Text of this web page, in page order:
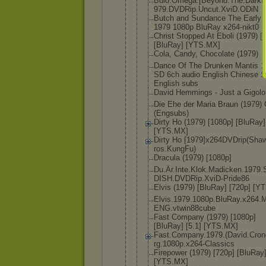
979.DVDRip.Uncut.XviD.ODiN
Butch and Sundance The Early
1979 1080p BluRay x264-nikt0
Christ Stopped At Eboli (1979)
[BluRay] [YTS.MX]
Cola, Candy, Chocolate (1979)
Dance Of The Drunken Mantis
SD 6ch audio English Chinese
English subs
David Hemmings - Just a Gigolo
Die Ehe der Maria Braun (1979)
(Engsubs)
Dirty Ho (1979) [1080p] [BluRay]
[YTS.MX]
Dirty Ho [1979]x264D
ros.KungFu)
Dracula (1979) [1080p]
Du.Är.Inte. Klok.Madick
DISH.DVDRip.XviD-Pride86
Elvis (1979) [BluRay] [720p]
Elvis.1979.1080p.BluRa
ENG.vtwin88cube
Fast Company (1979) [1080p]
[BluRay] [5.1] [YTS.MX]
Fast.Company.1979.(Dav
rg.1080p.x264-Classics
Firepower (1979) [720p] [BluRay]
[YTS.MX]